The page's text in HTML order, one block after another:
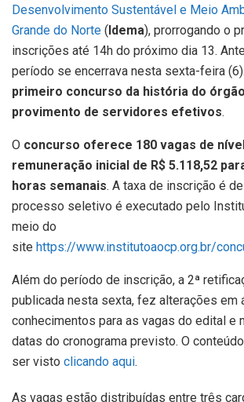
Desenvolvimento Sustentável e Meio
Grande do Norte ( Idema), prorrogando o
inscrições até 14h do próximo dia 13.
período se encerrava nesta sexta-feira (6).
primeiro concurso da história do
provimento de servidores efetivos.
O concurso oferece 180 vagas de
remuneração inicial de R$ 5.118,52
horas semanais. A taxa de inscrição é
processo seletivo é executado pelo
meio do
site https://www.institutoaocp.org.br/
Além do período de inscrição, a 2ª
publicada nesta sexta, fez alterações em
conhecimentos para as vagas do edital e
datas do cronograma previsto. O
ser visto clicando aqui.
As vagas estão distribuídas entre três